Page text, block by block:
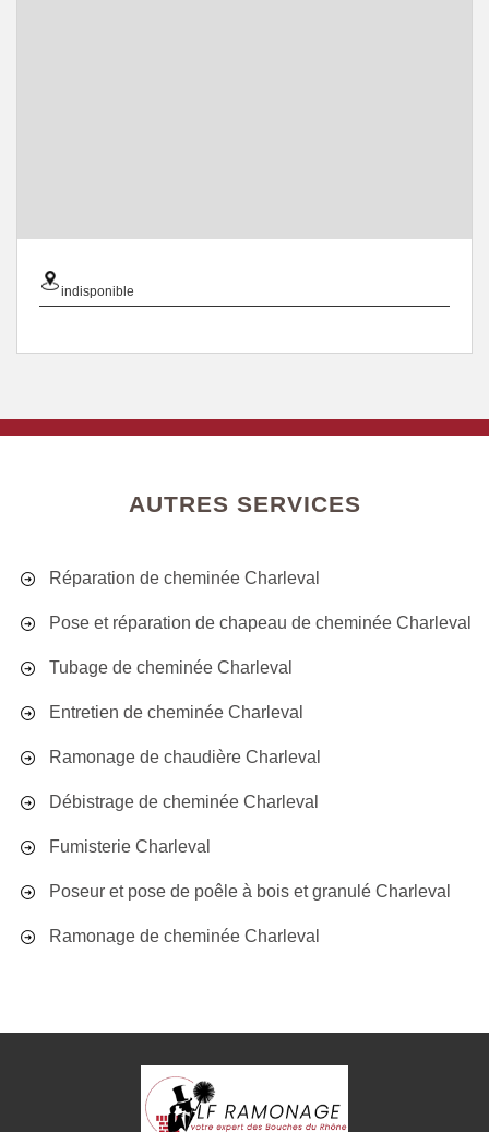
indisponible
AUTRES SERVICES
Réparation de cheminée Charleval
Pose et réparation de chapeau de cheminée Charleval
Tubage de cheminée Charleval
Entretien de cheminée Charleval
Ramonage de chaudière Charleval
Débistrage de cheminée Charleval
Fumisterie Charleval
Poseur et pose de poêle à bois et granulé Charleval
Ramonage de cheminée Charleval